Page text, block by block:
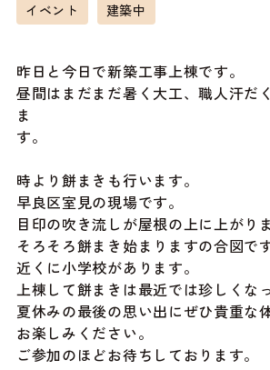
イベント 建築中
昨日と今日で新築工事上棟です。
昼間はまだまだ暑く大工、職人汗だ
ま
す
今日
時より餅まきも行います。
早良区室見の現場です。
目印の吹き流しが屋根の上に上がり
そろそろ餅まき始まりますの合図です
近くに小学校があります。
上棟して餅まきは最近では珍しくな
夏休みの最後の思い出にぜひ貴重な
お楽しみください。
ご参加のほどお待ちしております。